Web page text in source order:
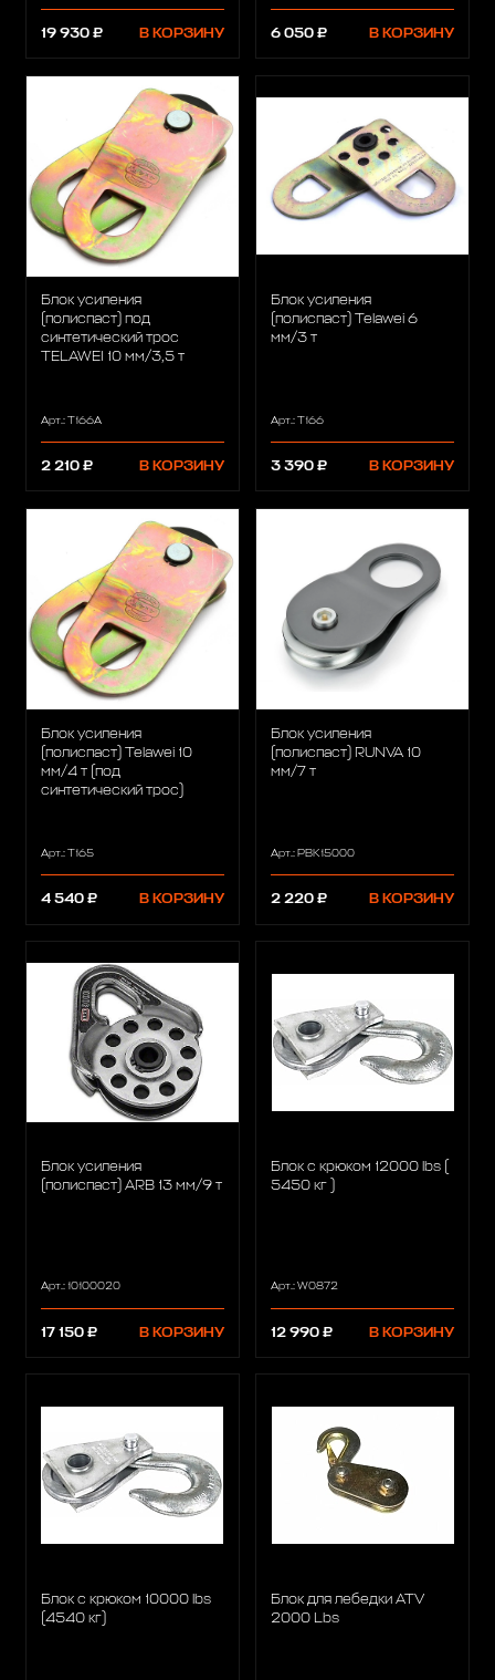
19 930 ₽ В КОРЗИНУ 6 050 ₽ В КОРЗИНУ
Блок усиления
(полиспаст) под
синтетический трос
TELAWEI 10 мм/3,5 т
Арт.: T166A
2 210 ₽ В КОРЗИНУ
Блок усиления
(полиспаст) Telawei 6
мм/3 т
Арт.: T166
3 390 ₽ В КОРЗИНУ
Блок усиления
(полиспаст) Telawei 10
мм/4 т (под
синтетический трос)
Арт.: T165
4 540 ₽ В КОРЗИНУ
Блок усиления
(полиспаст) RUNVA 10
мм/7 т
Арт.: PBK15000
2 220 ₽ В КОРЗИНУ
Блок усиления
(полиспаст) ARB 13 мм/9 т
Арт.: 10100020
17 150 ₽ В КОРЗИНУ
Блок с крюком 12000 lbs (
5450 кг )
Арт.: W0872
12 990 ₽ В КОРЗИНУ
Блок с крюком 10000 lbs
(4540 кг)
Блок для лебедки ATV
2000 Lbs